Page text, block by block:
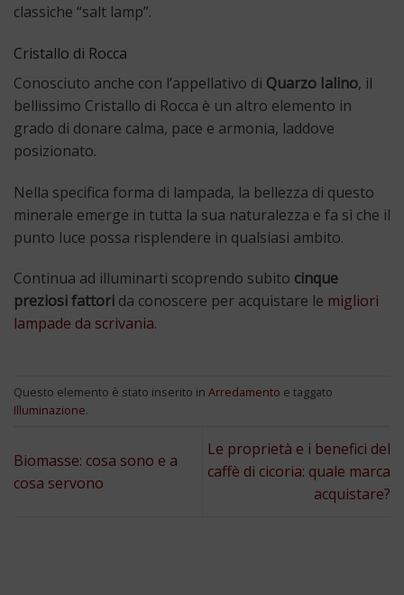
classiche “salt lamp”.
Cristallo di Rocca
Conosciuto anche con l’appellativo di Quarzo Ialino, il
bellissimo Cristallo di Rocca è un altro elemento in
grado di donare calma, pace e armonia, laddove
posizionato.
Nella specifica forma di lampada, la bellezza di questo
minerale emerge in tutta la sua naturalezza e fa sì che il
punto luce possa risplendere in qualsiasi ambito.
Continua ad illuminarti scoprendo subito cinque
preziosi fattori da conoscere per acquistare le migliori
lampade da scrivania.
Questo elemento è stato inserito in Arredamento e taggato
Illuminazione.
Biomasse: cosa sono e a
cosa servono
Le proprietà e i benefici del
caffè di cicoria: quale marca
acquistare?